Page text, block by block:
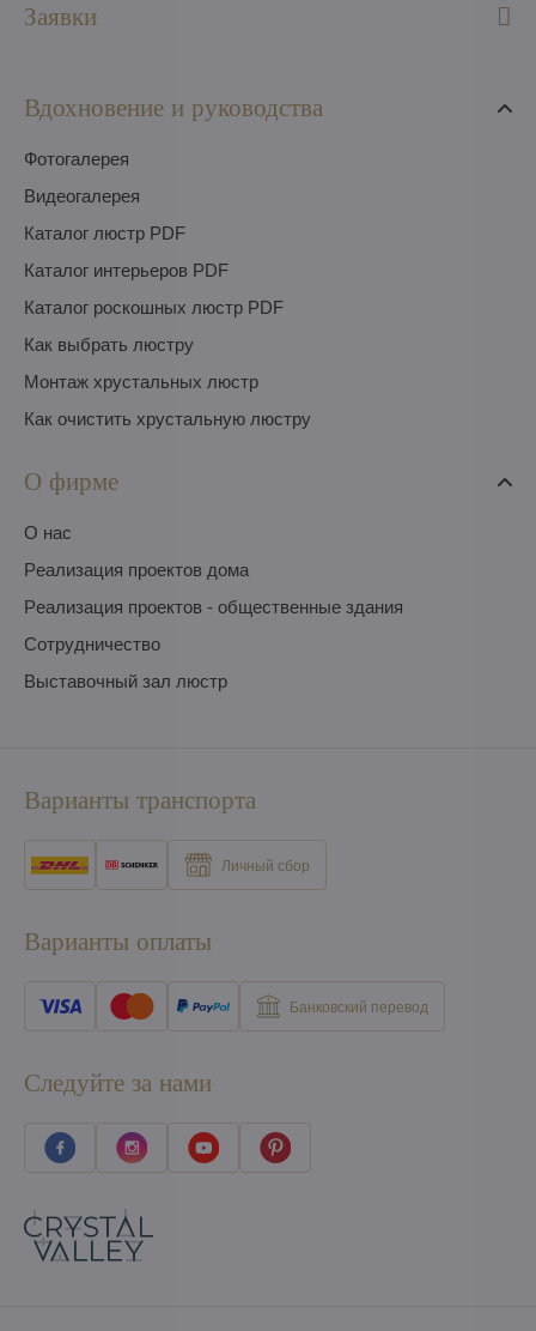
Заявки
Вдохновение и руководства
Фотогалерея
Видеогалерея
Каталог люстр PDF
Каталог интерьеров PDF
Каталог роскошных люстр PDF
Как выбрать люстру
Монтаж хрустальных люстр
Как очистить хрустальную люстру
О фирме
O нас
Pеализация проектов дома
Pеализация проектов - общественные здания
Сотрудничество
Выставочный зал люстр
Варианты транспорта
Личный сбор
Варианты оплаты
Банковский перевод
Следуйте за нами